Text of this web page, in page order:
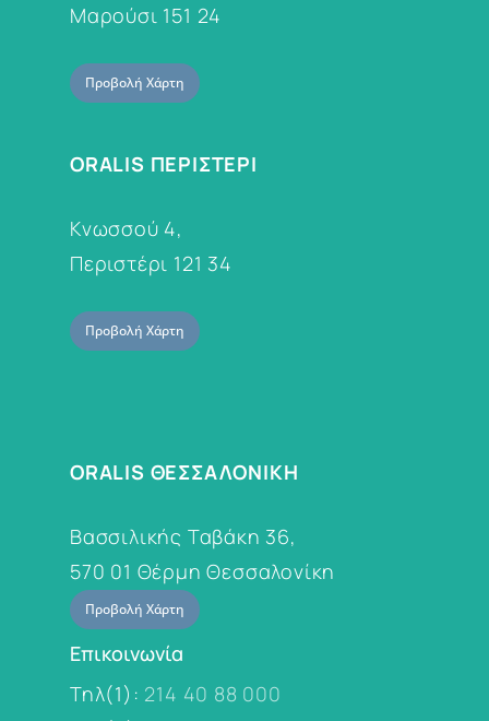
Μαρούσι 151 24
Προβολή Χάρτη
ORALIS ΠΕΡΙΣΤΕΡΙ
Κνωσσού 4,
Περιστέρι 121 34
Προβολή Χάρτη
ORALIS ΘΕΣΣΑΛΟΝΙΚΗ
Βασσιλικής Ταβάκη 36,
570 01 Θέρμη Θεσσαλονίκη
Προβολή Χάρτη
Επικοινωνία
Τηλ(1): 214 40 88 000